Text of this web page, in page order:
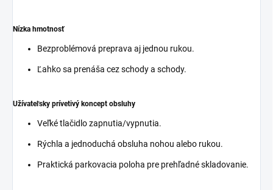
Nízka hmotnosť
Bezproblémová preprava aj jednou rukou.
Ľahko sa prenáša cez schody a schody.
Užívateľsky prívetivý koncept obsluhy
Veľké tlačidlo zapnutia/vypnutia.
Rýchla a jednoduchá obsluha nohou alebo rukou.
Praktická parkovacia poloha pre prehľadné skladovanie.